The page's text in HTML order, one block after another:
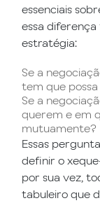
essenciais
essa
estratégia:
Se a
tem que
Se a
querem e em
mutuamente?
Essas
definir o
por sua vez,
tabuleiro que